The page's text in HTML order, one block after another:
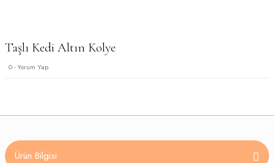
Taşlı Kedi Altın Kolye
0 - Yorum Yap
Ürün Bilgisi